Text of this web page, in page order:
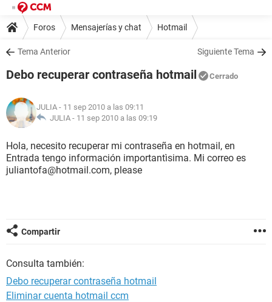
Foros Mensajerías y chat Hotmail
Tema Anterior Siguiente Tema
Debo recuperar contraseña hotmail Cerrado
JULIA - 11 sep 2010 a las 09:11
JULIA - 11 sep 2010 a las 09:19
Hola, necesito recuperar mi contraseña en hotmail, en
Entrada tengo información importantìsima. Mi correo es
juliantofa@hotmail.com, please
Compartir
Consulta también:
Debo recuperar contraseña hotmail
Eliminar cuenta hotmail ccm